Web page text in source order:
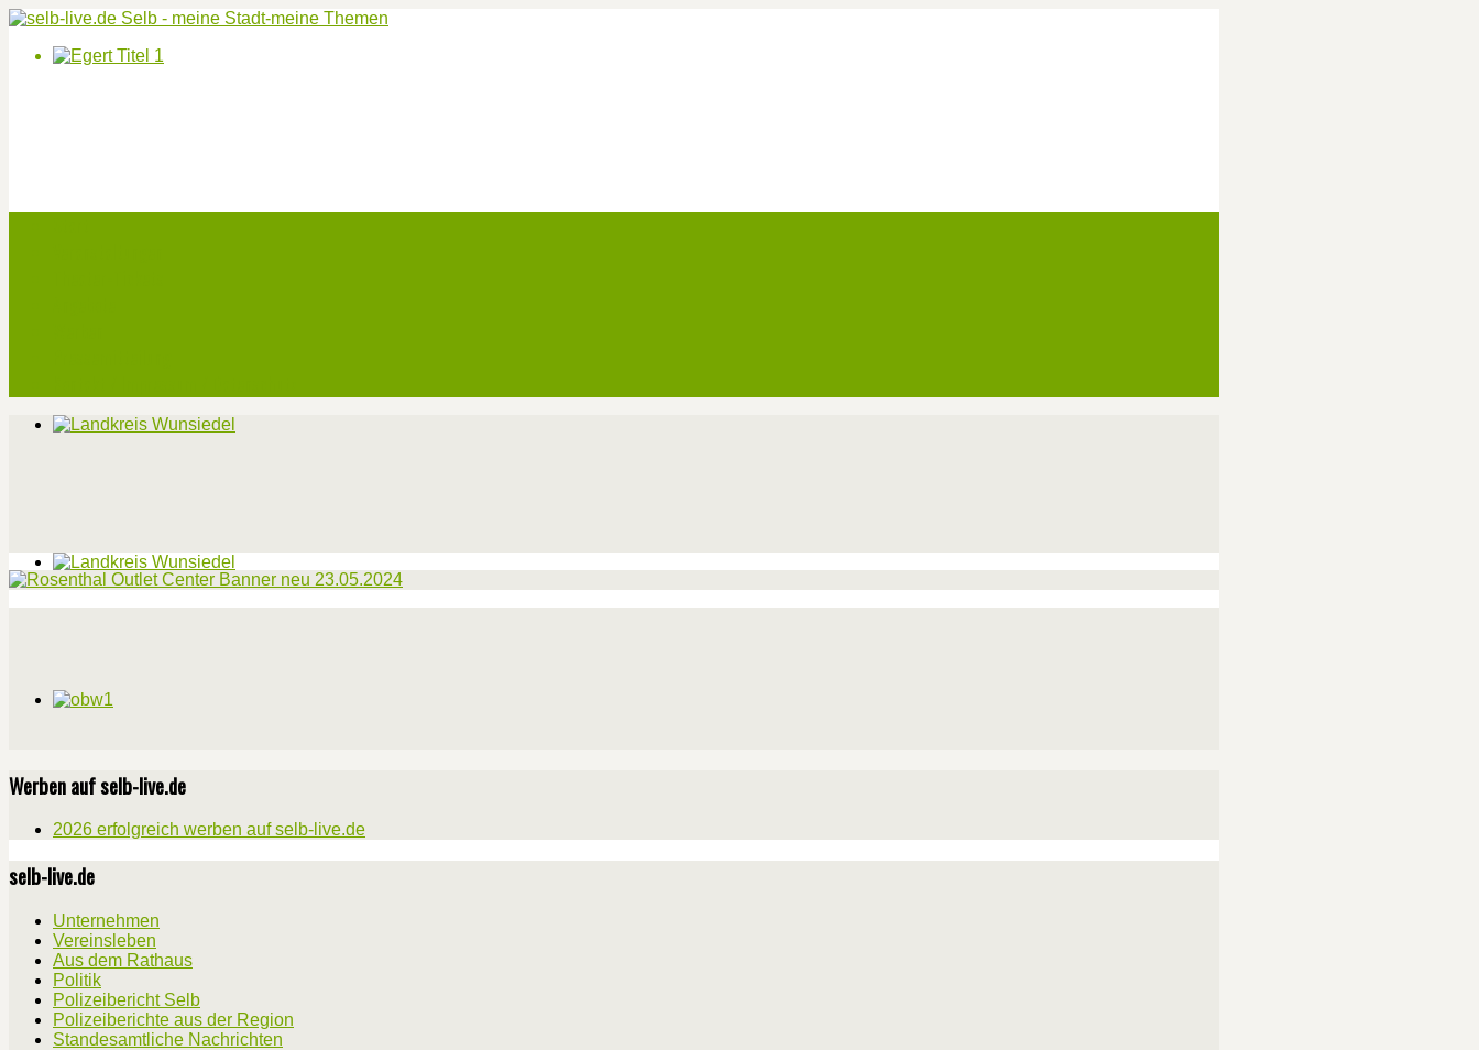
Werben auf selb-live.de
2026 erfolgreich werben auf selb-live.de
selb-live.de
Unternehmen
Vereinsleben
Aus dem Rathaus
Politik
Polizeibericht Selb
Polizeiberichte aus der Region
Standesamtliche Nachrichten